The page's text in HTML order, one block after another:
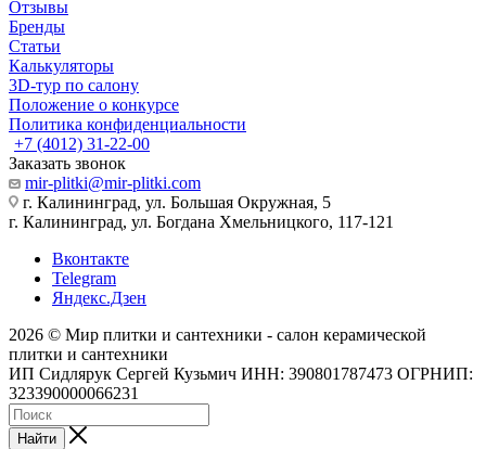
Отзывы
Бренды
Статьи
Калькуляторы
3D-тур по салону
Положение о конкурсе
Политика конфиденциальности
+7 (4012) 31-22-00
Заказать звонок
mir-plitki@mir-plitki.com
г. Калининград, ул. Большая Окружная, 5
г. Калининград, ул. Богдана Хмельницкого, 117-121
Вконтакте
Telegram
Яндекс.Дзен
2026 © Мир плитки и сантехники - салон керамической
плитки и сантехники
ИП Сидлярук Сергей Кузьмич ИНН: 390801787473 ОГРНИП:
323390000066231
Найти